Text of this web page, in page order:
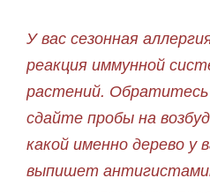
У вас сезонная
реакция иммунной
растений. Обратитесь
сдайте пробы на
какой именно дерево у
выпишет